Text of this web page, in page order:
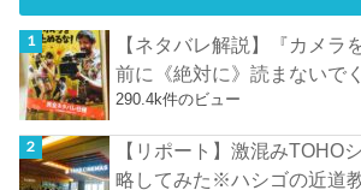
【ネタバレ解説】『カメラ
前に《絶対に》読まないで
290.4k件のビュー
【リポート】激混みTOHO
略してみた※ハシゴの近道